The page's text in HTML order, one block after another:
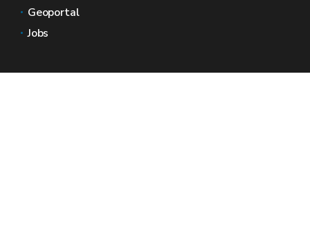
Geoportal
Jobs